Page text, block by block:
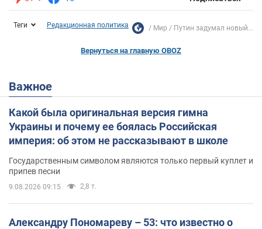
Теги Редакционная политика Мир Путин задумал новый...
Вернуться на главную OBOZ
Важное
Какой была оригинальная версия гимна
Украины и почему ее боялась Российская
империя: об этом не рассказывают в школе
Государственным символом являются только первый куплет и
припев песни
9.08.2026 09:15 2,8 т.
Александру Пономареву – 53: что известно о